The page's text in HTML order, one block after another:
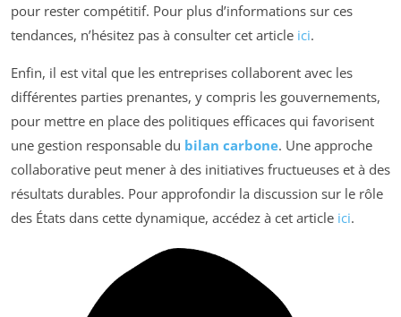
pour rester compétitif. Pour plus d’informations sur ces
tendances, n’hésitez pas à consulter cet article ici.
Enfin, il est vital que les entreprises collaborent avec les
différentes parties prenantes, y compris les gouvernements,
pour mettre en place des politiques efficaces qui favorisent
une gestion responsable du bilan carbone. Une approche
collaborative peut mener à des initiatives fructueuses et à des
résultats durables. Pour approfondir la discussion sur le rôle
des États dans cette dynamique, accédez à cet article ici.